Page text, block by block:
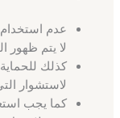
عدم
لا يتم ظهور
كذلك
لاستشوار
كما يجب